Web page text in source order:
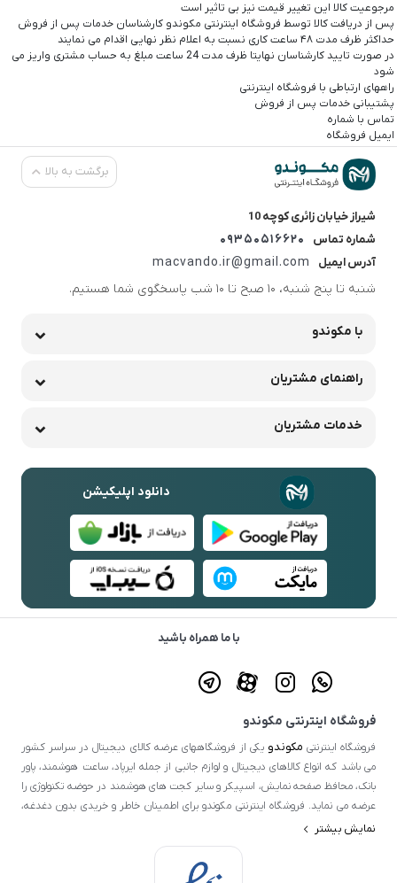
مرجوعیت کالا این تغییر قیمت نیز بی تاثیر است
پس از دریافت کالا توسط فروشگاه اینترنتی مکوندو کارشناسان خدمات پس از فروش
حداکثر ظرف مدت ۴۸ ساعت کاری نسبت به اعلام نظر نهایی اقدام می نمایند
در صورت تایید کارشناسان نهایتا ظرف مدت 24 ساعت مبلغ به حساب مشتری واریز می
شود
راههای ارتباطی با فروشگاه اینترنتی
پشتیبانی خدمات پس از فروش
تماس با شماره
ایمیل فروشگاه
برگشت به بالا
شیراز خیابان زائری کوچه 10
شماره تماس
09350516620
آدرس ایمیل
macvando.ir@gmail.com
شنبه تا پنج شنبه، 10 صبح تا 10 شب پاسخگوی شما هستیم.
با مکوندو
راهنمای مشتریان
خدمات مشتریان
دانلود اپلیکیشن
با ما همراه باشید
فروشگاه اینترنتی مکوندو
فروشگاه اینترنتی مکوندو یکی از فروشگاههای عرضه کالای دیجیتال در سراسر کشور
می باشد که انواع کالاهای دیجیتال و لوازم جانبی از جمله ایرپاد، ساعت هوشمند، پاور
بانک، محافظ صفحه نمایش، اسپیکر و سایر کجت های هوشمند در حوضه تکنولوژی را
عرضه می نماید. فروشگاه اینترنتی مکوندو برای اطمینان خاطر و خریدی بدون دغدغه،
ضمانت اصالت کالا و سلامت فیزیکی را برای تمامی محصولات خود در نظر گرفته است.
تمامی محصولات عرضه شده در این فروشگاه اصلی و از کیفیت بالایی برخوردار است و
ضمانت اصالت کالا و سلامت فیزیکی خود گواهی این امر است. اصلی ترین هدف ما جلب
نمایش بیشتر